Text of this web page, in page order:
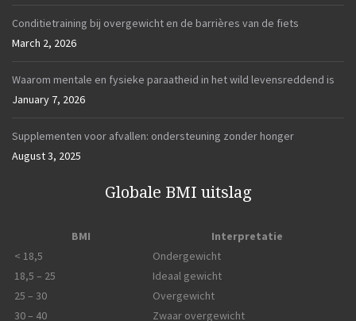
Conditietraining bij overgewicht en de barrières van de fiets
March 2, 2026
Waarom mentale en fysieke paraatheid in het wild levensreddend is
January 7, 2026
Supplementen voor afvallen: ondersteuning zonder honger
August 3, 2025
Globale BMI uitslag
BMI
Interpretatie
< 18,5
Ondergewicht
18,5 – 25
Ideaal gewicht
25 – 30
Overgewicht
30 – 40
Zwaar overgewicht